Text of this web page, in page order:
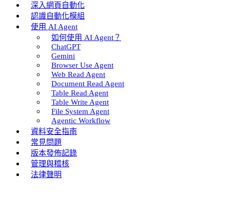
深入網頁自動化
認識自動化模組
使用 AI Agent
如何使用 AI Agent？
ChatGPT
Gemini
Browser Use Agent
Web Read Agent
Document Read Agent
Table Read Agent
Table Write Agent
File System Agent
Agentic Workflow
資料安全指南
常見問題
版本發佈記錄
管理與稽核
法律聲明